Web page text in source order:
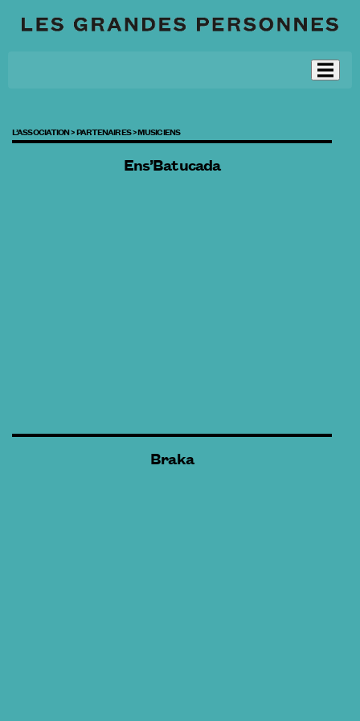
L’ASSOCIATION >PARTENAIRES >MUSICIENS
Ens’Batucada
Braka